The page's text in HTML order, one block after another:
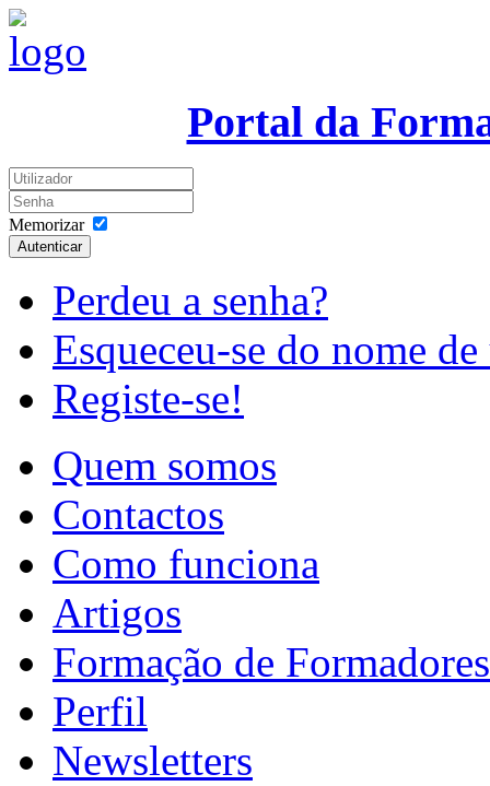
Portal da
Memorizar
Autenticar
Perdeu a senha?
Esqueceu-se do nome
Registe-se!
Quem somos
Contactos
Como funciona
Artigos
Formação de Formadores
Perfil
Newsletters